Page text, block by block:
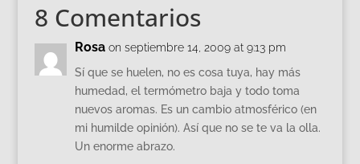
8 Comentarios
Rosa on septiembre 14, 2009 at 9:13 pm
Sí que se huelen, no es cosa tuya, hay más
humedad, el termómetro baja y todo toma
nuevos aromas. Es un cambio atmosférico (en
mi humilde opinión). Así que no se te va la olla.
Un enorme abrazo.